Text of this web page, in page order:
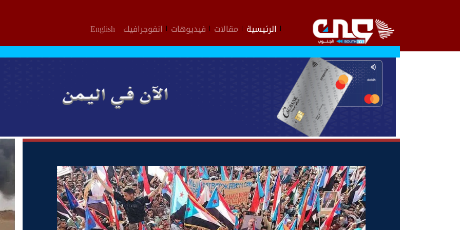
الرئيسية مقالات فيديوهات انفوجرافيك English